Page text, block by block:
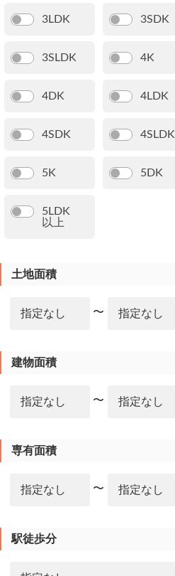
3LDK 3SDK
3SLDK 4K
4DK 4LDK
4SDK 4SLDK
5K 5DK
5LDK
以上
土地面積
〜
建物面積
〜
専有面積
〜
駅徒歩分